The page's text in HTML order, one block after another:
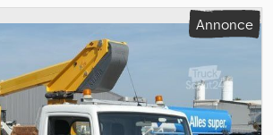
préalable. L’état contractuel du véhicule
du contrat d’achat sur place ou de
véhicules ayant parcouru plus de 50 000
sont prioritairement vendus à nos clients
Annonce